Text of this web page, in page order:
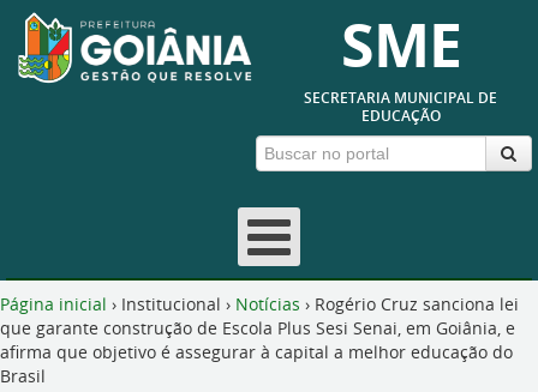
SME
SECRETARIA MUNICIPAL DE
EDUCAÇÃO
Página inicial › Institucional › Notícias › Rogério Cruz sanciona lei
que garante construção de Escola Plus Sesi Senai, em Goiânia, e
afirma que objetivo é assegurar à capital a melhor educação do
Brasil